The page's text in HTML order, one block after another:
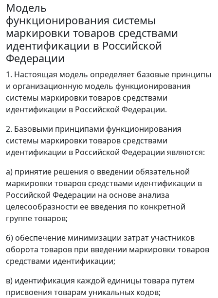
Модель
функционирования системы
маркировки товаров средствами
идентификации в Российской
Федерации
1. Настоящая модель определяет базовые принципы
и организационную модель функционирования
системы маркировки товаров средствами
идентификации в Российской Федерации.
2. Базовыми принципами функционирования
системы маркировки товаров средствами
идентификации в Российской Федерации являются:
а) принятие решения о введении обязательной
маркировки товаров средствами идентификации в
Российской Федерации на основе анализа
целесообразности ее введения по конкретной
группе товаров;
б) обеспечение минимизации затрат участников
оборота товаров при введении маркировки товаров
средствами идентификации;
в) идентификация каждой единицы товара путем
присвоения товарам уникальных кодов;